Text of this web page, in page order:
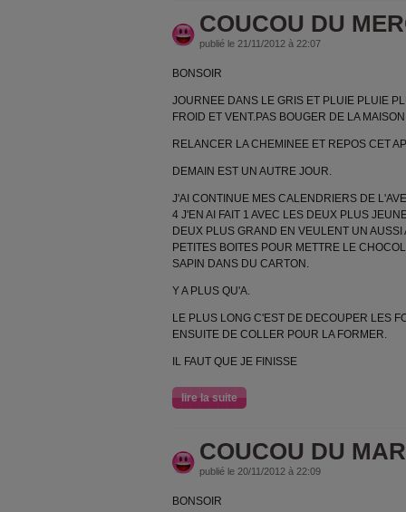
COUCOU DU
publié le 21/11/2012 à 22:07
BONSOIR
JOURNEE DANS LE GRIS ET PLUIE PLUIE
FROID ET VENT.PAS BOUGER DE LA
RELANCER LA CHEMINEE ET REPOS CET
DEMAIN EST UN AUTRE JOUR.
J'AI CONTINUE MES CALENDRIERS DE
4 J'EN AI FAIT 1 AVEC LES DEUX PLUS
DEUX PLUS GRAND EN VEULENT UN AUSSI
PETITES BOITES POUR METTRE LE
SAPIN DANS DU CARTON.
Y A PLUS QU'A.
LE PLUS LONG C'EST DE DECOUPER LES
ENSUITE DE COLLER POUR LA FORMER.
IL FAUT QUE JE FINISSE
lire la suite
COUCOU DU
publié le 20/11/2012 à 22:09
BONSOIR